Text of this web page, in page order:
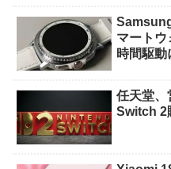
マート
時間駆動
任天堂
Switch 2